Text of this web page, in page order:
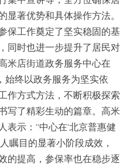
显著优势和具体操作方法。
保工作奠定了坚实稳固的基
同时也进一步提升了居民对
米店街道政务服务中心在
始终以政务服务为坚实依
作方式方法，不断积极探索
写了精彩生动的篇章。高米
表示：“中心在‘北京普惠健
瞩目的显著小阶段成效，
的提高，参保率也在稳步逐